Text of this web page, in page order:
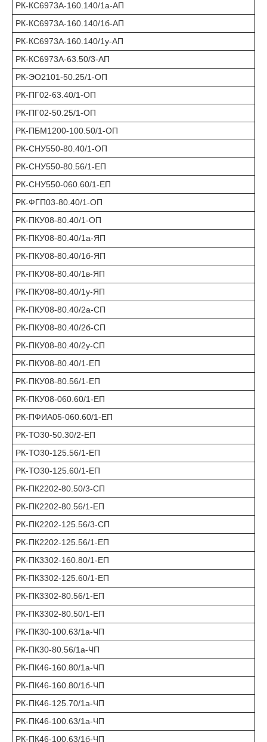
РК-КС6973А-160.140/1а-АП
РК-КС6973А-160.140/1б-АП
РК-КС6973А-160.140/1у-АП
РК-КС6973А-63.50/3-АП
РК-ЭО2101-50.25/1-ОП
РК-ПГ02-63.40/1-ОП
РК-ПГ02-50.25/1-ОП
РК-ПБМ1200-100.50/1-ОП
РК-СНУ550-80.40/1-ОП
РК-СНУ550-80.56/1-ЕП
РК-СНУ550-060.60/1-ЕП
РК-ФГП03-80.40/1-ОП
РК-ПКУ08-80.40/1-ОП
РК-ПКУ08-80.40/1а-ЯП
РК-ПКУ08-80.40/1б-ЯП
РК-ПКУ08-80.40/1в-ЯП
РК-ПКУ08-80.40/1у-ЯП
РК-ПКУ08-80.40/2а-СП
РК-ПКУ08-80.40/2б-СП
РК-ПКУ08-80.40/2у-СП
РК-ПКУ08-80.40/1-ЕП
РК-ПКУ08-80.56/1-ЕП
РК-ПКУ08-060.60/1-ЕП
РК-ПФИА05-060.60/1-ЕП
РК-ТО30-50.30/2-ЕП
РК-ТО30-125.56/1-ЕП
РК-ТО30-125.60/1-ЕП
РК-ПК2202-80.50/3-СП
РК-ПК2202-80.56/1-ЕП
РК-ПК2202-125.56/3-СП
РК-ПК2202-125.56/1-ЕП
РК-ПК3302-160.80/1-ЕП
РК-ПК3302-125.60/1-ЕП
РК-ПК3302-80.56/1-ЕП
РК-ПК3302-80.50/1-ЕП
РК-ПК30-100.63/1а-ЧП
РК-ПК30-80.56/1а-ЧП
РК-ПК46-160.80/1а-ЧП
РК-ПК46-160.80/1б-ЧП
РК-ПК46-125.70/1а-ЧП
РК-ПК46-100.63/1а-ЧП
РК-ПК46-100.63/1б-ЧП